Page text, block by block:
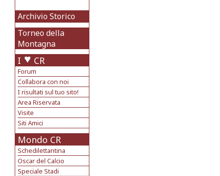
Archivio Storico
Torneo della
Montagna
I CR
Forum
Collabora con noi
I risultati sul tuo sito!
Area Riservata
Visite
Siti Amici
Mondo CR
Schedilettantina
Oscar del Calcio
Speciale Stadi